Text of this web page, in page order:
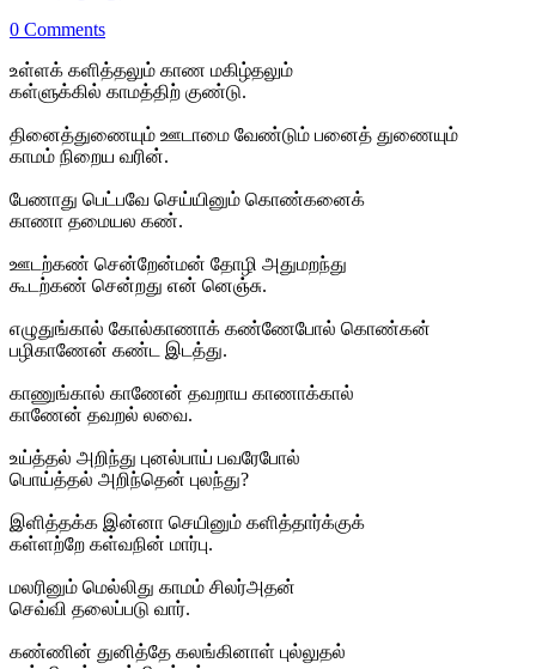
0 Comments
உள்ளக் களித்தலும் காண மகிழ்தலும்
கள்ளுக்கில் காமத்திற் குண்டு.
தினைத்துணையும் ஊடாமை வேண்டும் பனைத் துணையும்
காமம் நிறைய வரின்.
பேணாது பெட்பவே செய்யினும் கொண்கனைக்
காணா தமையல கண்.
ஊடற்கண் சென்றேன்மன் தோழி அதுமறந்து
கூடற்கண் சென்றது என் னெஞ்சு.
எழுதுங்கால் கோல்காணாக் கண்ணேபோல் கொண்கன்
பழிகாணேன் கண்ட இடத்து.
காணுங்கால் காணேன் தவறாய காணாக்கால்
காணேன் தவறல் லவை.
உய்த்தல் அறிந்து புனல்பாய் பவரேபோல்
பொய்த்தல் அறிந்தென் புலந்து?
இளித்தக்க இன்னா செயினும் களித்தார்க்குக்
கள்ளற்றே கள்வநின் மார்பு.
மலரினும் மெல்லிது காமம் சிலர்அதன்
செவ்வி தலைப்படு வார்.
கண்ணின் துனித்தே கலங்கினாள் புல்லுதல்